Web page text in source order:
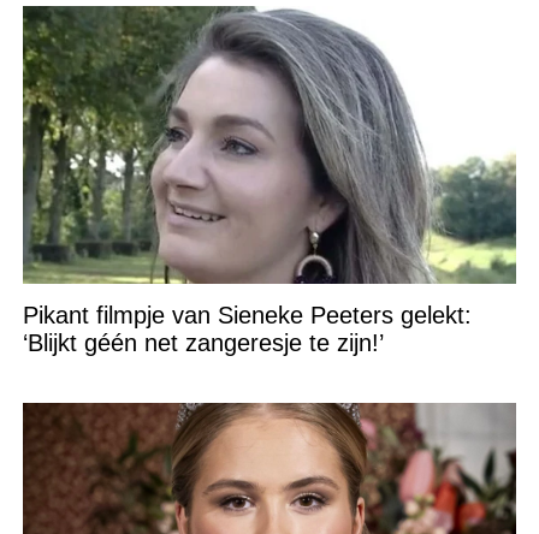
Pikant filmpje van Sieneke Peeters gelekt:
‘Blijkt géén net zangeresje te zijn!’